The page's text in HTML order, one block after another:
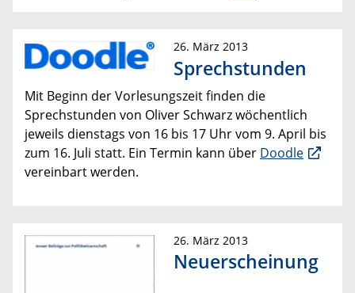
26. März 2013
Sprechstunden
Mit Beginn der Vorlesungszeit finden die
Sprechstunden von Oliver Schwarz wöchentlich
jeweils dienstags von 16 bis 17 Uhr vom 9. April bis
zum 16. Juli statt. Ein Termin kann über Doodle
vereinbart werden.
26. März 2013
Neuerscheinung